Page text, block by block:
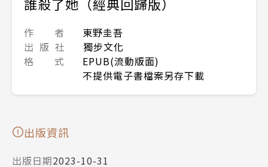
作 者
東野圭吾
出 版 社
獨步文化
格 式
EPUB(流動版面)
不提供電子書檔案另存下載
出版資訊
出版日期2023-10-31